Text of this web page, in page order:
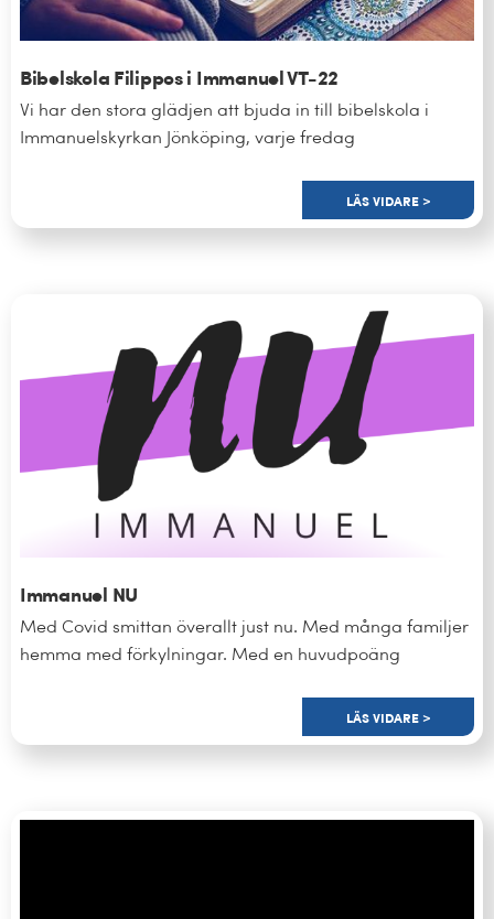
Bibelskola Filippos i Immanuel VT-22
Vi har den stora glädjen att bjuda in till bibelskola i
Immanuelskyrkan Jönköping, varje fredag
LÄS VIDARE >
Immanuel NU
Med Covid smittan överallt just nu. Med många familjer
hemma med förkylningar. Med en huvudpoäng
LÄS VIDARE >